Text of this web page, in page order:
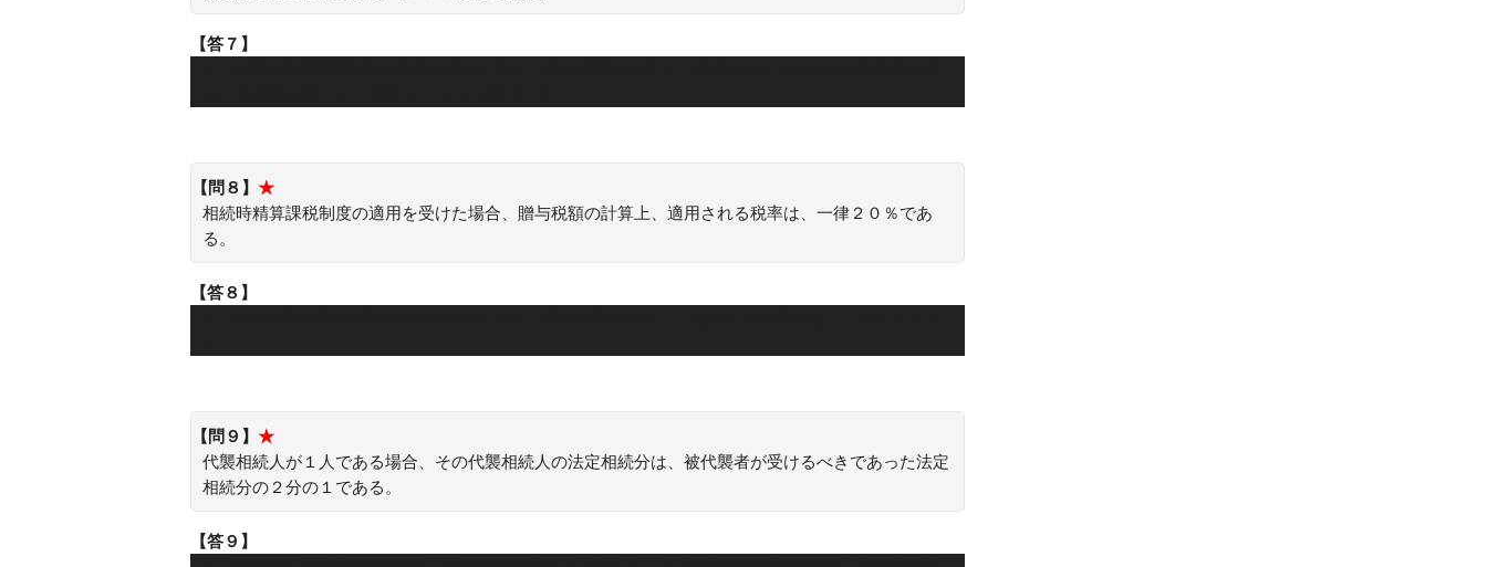
【答７】
【問８】 ★
相続時精算課税制度の適用を受けた場合、贈与税額の計算上、適用される税率は、一律２０％であ
る。
【答８】
【問９】 ★
代襲相続人が１人である場合、その代襲相続人の法定相続分は、被代襲者が受けるべきであった法定
相続分の２分の１である。
【答９】